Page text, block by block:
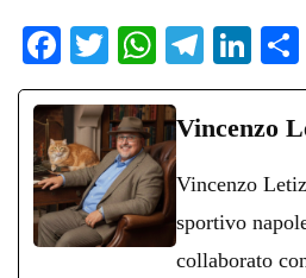
Fa
ce
bo
ok
T
wi
tte
r
W
ha
ts
A
pp
Te
le
gr
m
Li
nk
ed
Vincenzo
Vincenzo
sportivo
collaborato